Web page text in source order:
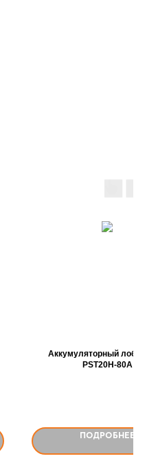
Аккумуляторный
PST20H-80A
ПОДРОБНЕЕ